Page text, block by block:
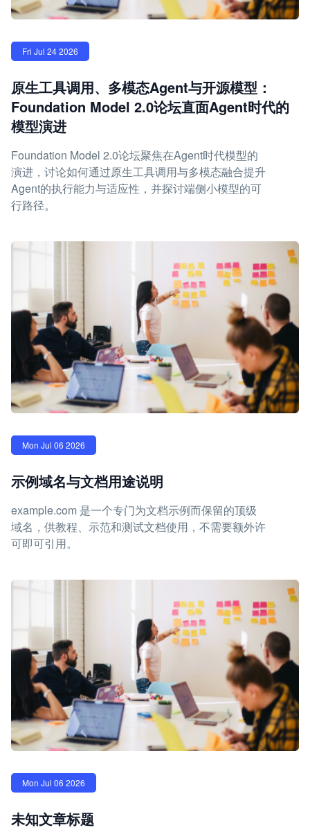
Fri Jul 24 2026
原生工具调用、多模态Agent与开源模型：
Foundation Model 2.0论坛直面Agent时代的
模型演进
Foundation Model 2.0论坛聚焦在Agent时代模型的
演进，讨论如何通过原生工具调用与多模态融合提升
Agent的执行能力与适应性，并探讨端侧小模型的可
行路径。
Mon Jul 06 2026
示例域名与文档用途说明
example.com 是一个专门为文档示例而保留的顶级
域名，供教程、示范和测试文档使用，不需要额外许
可即可引用。
Mon Jul 06 2026
未知文章标题